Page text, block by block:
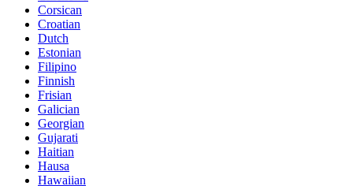
Corsican
Croatian
Dutch
Estonian
Filipino
Finnish
Frisian
Galician
Georgian
Gujarati
Haitian
Hausa
Hawaiian